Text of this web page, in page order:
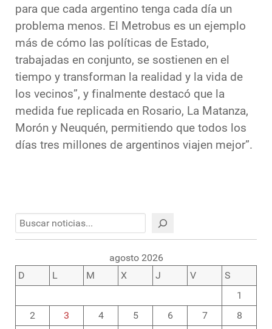
para que cada argentino tenga cada día un
problema menos. El Metrobus es un ejemplo
más de cómo las políticas de Estado,
trabajadas en conjunto, se sostienen en el
tiempo y transforman la realidad y la vida de
los vecinos”, y finalmente destacó que la
medida fue replicada en Rosario, La Matanza,
Morón y Neuquén, permitiendo que todos los
días tres millones de argentinos viajen mejor”.
Buscar
agosto 2026
D
L M X J V
S
1
2
3 4 5 6 7
8